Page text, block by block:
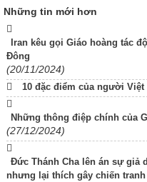
Những tin mới hơn
Iran kêu gọi Giáo hoàng tác
Đông
(20/11/2024)
10 đặc điểm của người Việt
Những thông điệp chính của
(27/12/2024)
Đức Thánh Cha lên án sự giả
nhưng lại thích gây chiến tranh